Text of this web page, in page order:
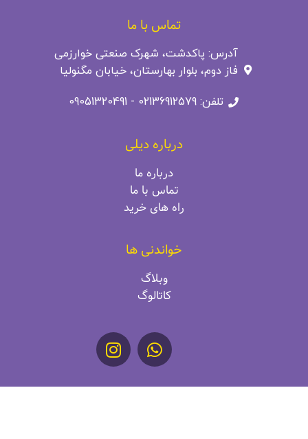
تماس با ما
آدرس: پاکدشت، شهرک صنعتی خوارزمی
فاز دوم، بلوار بهارستان، خیابان مگنولیا
تلفن: 02136912579 - 09051320491
درباره دیلی
درباره ما
تماس با ما
راه‌ های خرید
خواندنی ها
وبلاگ
کاتالوگ